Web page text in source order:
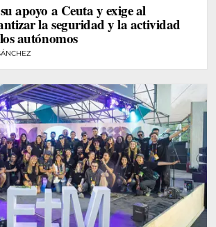
apoyo a Ceuta y exige al
la seguridad y la actividad
autónomos